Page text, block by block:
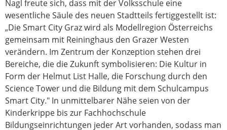
Nagl freute sich, dass mit der Volksschule eine
wesentliche Säule des neuen Stadtteils fertiggestellt ist:
„Die Smart City Graz wird als Modellregion Österreichs
gemeinsam mit Reininghaus den Grazer Westen
verändern. Im Zentrum der Konzeption stehen drei
Bereiche, die die Zukunft symbolisieren: Die Kultur in
Form der Helmut List Halle, die Forschung durch den
Science Tower und die Bildung mit dem Schulcampus
Smart City." In unmittelbarer Nähe seien von der
Kinderkrippe bis zur Fachhochschule
Bildungseinrichtungen jeder Art vorhanden, sodass man